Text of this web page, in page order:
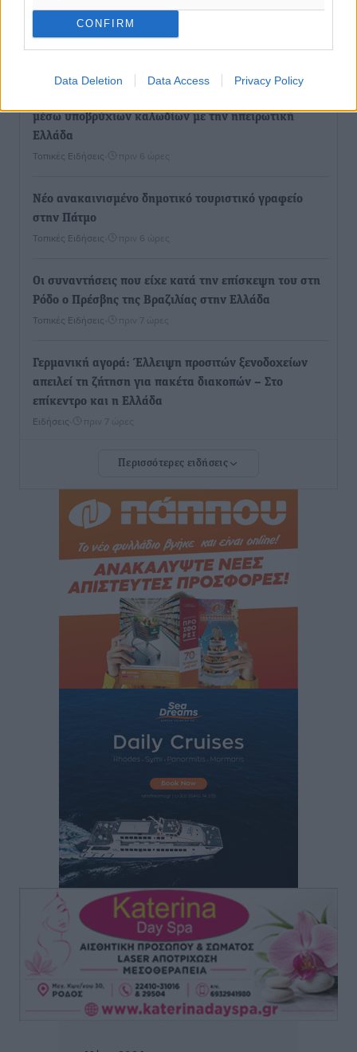
CONFIRM
Data Deletion Data Access Privacy Policy
Παρουσίαση βιβλίου του Α. Χατζημιχαήλ – Τιμητική
εκδήλωση για τους αυτοδιοικητικούς της Κω
Πολιτιστικά• πριν 5 ώρες
μέσω υποβρύχιων καλωδίων με την ηπειρωτική
Ελλάδα
Τοπικές Ειδήσεις πριν 6 ώρες
Νέο ανακαινισμένο δημοτικό τουριστικό γραφείο
στην Πάτμο
Τοπικές Ειδήσεις πριν 6 ώρες
Οι συναντήσεις που είχε κατά την επίσκεψη του στη
Ρόδο ο Πρέσβης της Βραζιλίας στην Ελλάδα
Τοπικές Ειδήσεις πριν 7 ώρες
Γερμανική αγορά: Έλλειψη προσιτών ξενοδοχείων
απειλεί τη ζήτηση για πακέτα διακοπών – Στο
επίκεντρο και η Ελλάδα
Ειδήσεις πριν 7 ώρες
Νέο ξενοδοχείο στη Ρόδο για την H Hotels –
στην Κω
Τοπικές Ειδήσεις• πριν 7 ώρες
Αυτοκίνητο μπήκε παράνομα σε μονόδρομο στο
Μαστιχάρι – Αναποδογύρισε όχημα με μητέρα και
πριν 7 ώρες
“Η Ευρώπη αντιμετώπιζε το προσφυγικό σαν ταινία
τρόμου” – Η συγκλονιστική μαρτυρία της Χαρούλας
Γιασιράνη στον RV για τα γεγονότα που οδήγησαν στο
πριν 7 ώρες
Συναυλία με τον Γιάννη Κότσιρα στις 21 Αυγούστου
Έκτακτη συνεδρίαση της Δημοτικής Επιτροπής Ρόδου
αύριο Παρασκευή 7 Αυγούστου
Τοπικές Ειδήσεις• πριν 8 ώρες
ΑΕΡΑ: Δεν σταματάει να ενισχύεται, νέο απόκτημα ο
Μητρόπουλος
Αθλητικά πριν 8 ώρες
Κλεάνθης: Δουλειές μετά ευχαριστιών στο γήπεδο,
Περισσότερες ειδήσεις